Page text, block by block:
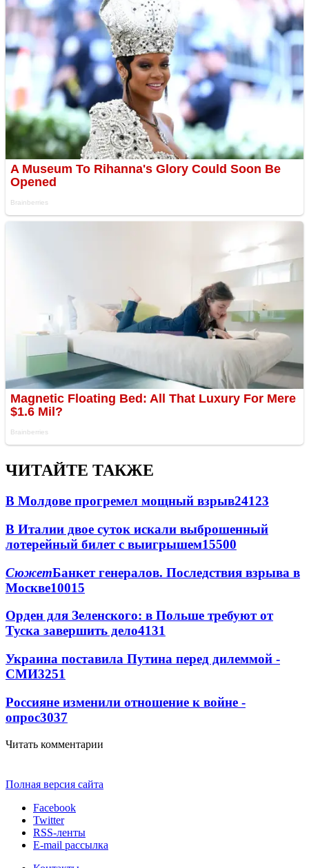
ЧИТАЙТЕ ТАКЖЕ
В Молдове прогремел мощный взрыв24123
В Италии двое суток искали выброшенный
лотерейный билет с выигрышем15500
СюжетБанкет генералов. Последствия взрыва в
Москве10015
Орден для Зеленского: в Польше требуют от
Туска завершить дело4131
Украина поставила Путина перед дилеммой -
СМИ3251
Россияне изменили отношение к войне -
опрос3037
Читать комментарии
Полная версия сайта
Facebook
Twitter
RSS-ленты
E-mail рассылка